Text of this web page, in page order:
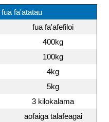
fa'atatau
fua fa'afefiloi
400kg
100kg
4kg
5kg
3 kilokalama
aofaiga talafeagai